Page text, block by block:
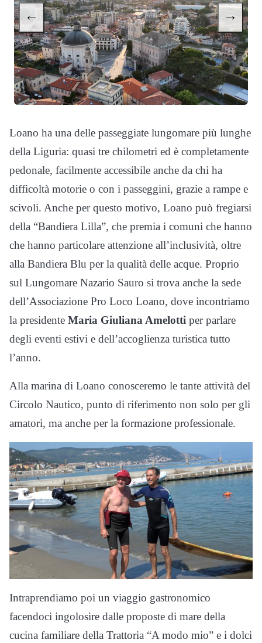
← →
Loano ha una delle passeggiate lungomare più lunghe
della Liguria: quasi tre chilometri ed è completamente
pedonale, facilmente accessibile anche da chi ha
difficoltà motorie o con i passeggini, grazie a rampe e
scivoli. Anche per questo motivo, Loano può fregiarsi
della “Bandiera Lilla”, che premia i comuni che hanno
che hanno particolare attenzione all’inclusività, oltre
alla Bandiera Blu per la qualità delle acque. Proprio
sul Lungomare Nazario Sauro si trova anche la sede
dell’Associazione Pro Loco Loano, dove incontriamo
la presidente Maria Giuliana Amelotti per parlare
degli eventi estivi e dell’accoglienza turistica tutto
l’anno.
Alla marina di Loano conosceremo le tante attività del
Circolo Nautico, punto di riferimento non solo per gli
amatori, ma anche per la formazione professionale.
Intraprendiamo poi un viaggio gastronomico
facendoci ingolosire dalle proposte di mare della
cucina familiare della Trattoria “A modo mio” e i dolci